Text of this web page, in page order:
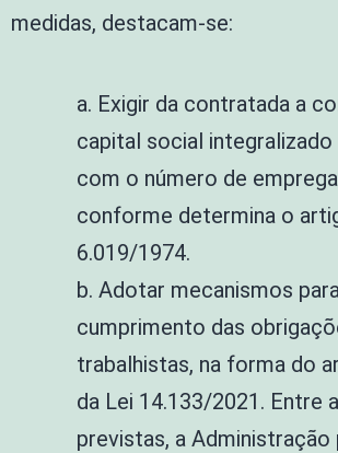
medidas, destacam-se:
a. Exigir da contratada a
capital social
com o número de
conforme determina o
6.019/1974.
b. Adotar mecanismos
cumprimento das
trabalhistas, na forma do
da Lei 14.133/2021. Entre
previstas, a Administração